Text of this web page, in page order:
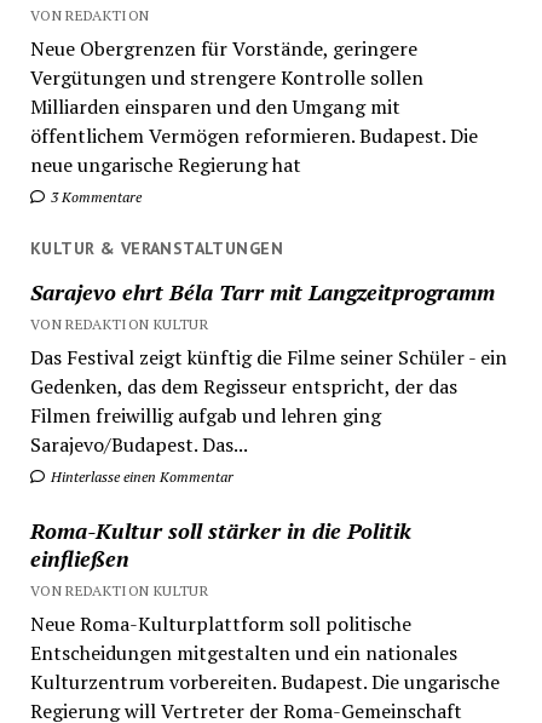
VON REDAKTION
Neue Obergrenzen für Vorstände, geringere
Vergütungen und strengere Kontrolle sollen
Milliarden einsparen und den Umgang mit
öffentlichem Vermögen reformieren. Budapest. Die
neue ungarische Regierung hat
3 Kommentare
KULTUR & VERANSTALTUNGEN
Sarajevo ehrt Béla Tarr mit Langzeitprogramm
VON REDAKTION KULTUR
Das Festival zeigt künftig die Filme seiner Schüler - ein
Gedenken, das dem Regisseur entspricht, der das
Filmen freiwillig aufgab und lehren ging
Sarajevo/Budapest. Das...
Hinterlasse einen Kommentar
Roma-Kultur soll stärker in die Politik
einfließen
VON REDAKTION KULTUR
Neue Roma-Kulturplattform soll politische
Entscheidungen mitgestalten und ein nationales
Kulturzentrum vorbereiten. Budapest. Die ungarische
Regierung will Vertreter der Roma-Gemeinschaft